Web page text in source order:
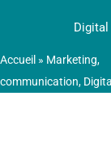
Digital
Accueil » Marketing,
communication, Digital